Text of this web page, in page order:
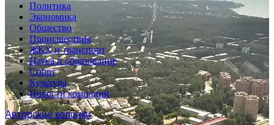
Политика
Экономика
Общество
Происшествия
ЖКХ и транспорт
Наука и образование
Спорт
Культура
Новости компаний
Авторские колонки